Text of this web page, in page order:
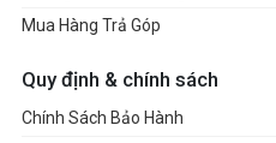
Mua Hàng Trả Góp
Quy định & chính sách
Chính Sách Bảo Hành